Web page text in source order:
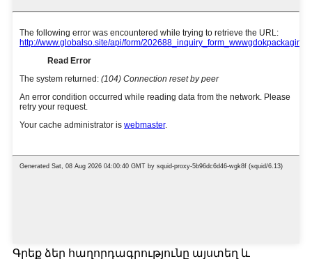
Գրեք ձեր հաղորդագրությունը այստեղ և